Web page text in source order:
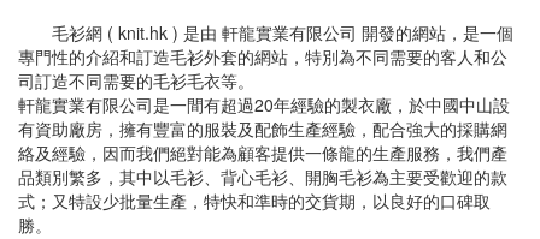
毛衫網 ( knit.hk ) 是由 軒龍實業有限公司 開發的網站，是一個
專門性的介紹和訂造毛衫外套的網站，特別為不同需要的客人和公
司訂造不同需要的毛衫毛衣等。
軒龍實業有限公司是一間有超過20年經驗的製衣廠，於中國中山設
有資助廠房， 擁有豐富的服裝及配飾生產經驗， 配合強大的採購網
絡及經驗， 因而我們絕對能為顧客提供一條龍的生產服務， 我們產
品類別繁多， 其中以毛衫、背心毛衫、開胸毛衫為主要受歡迎的款
式；又特設少批量生產 ，特快和準時的交貨期，以良好的口碑取
勝。